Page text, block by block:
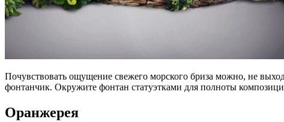
Почувствовать ощущение свежего морского бриза можно, не
фонтанчик. Окружите фонтан статуэтками для полноты
Оранжерея